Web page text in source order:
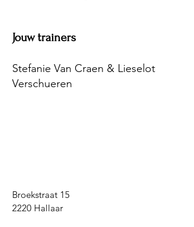
Jouw trainers
Stefanie Van Craen & Lieselot
Verschueren
Broekstraat 15
2220 Hallaar